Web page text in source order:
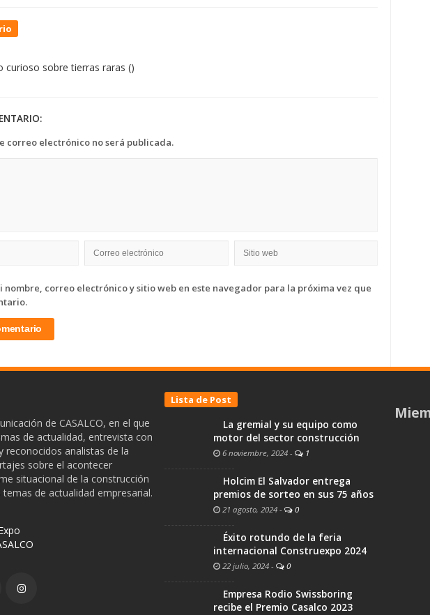
sobre
curioso sobre tierras raras ()
correo electrónico no será publicada.
nombre, correo electrónico y sitio web en este navegador para la próxima vez que
de CASALCO, en el que
de actualidad, entrevista con
reconocidos analistas de la
sobre el acontecer
situacional de la construcción
de actualidad empresarial.
Lista de Post
La gremial y su equipo como
motor del sector construcción
6 noviembre, 2024 - 1
Holcim El Salvador entrega
premios de sorteo en sus 75 años
21 agosto, 2024 - 0
Éxito rotundo de la feria
internacional Construexpo 2024
22 julio, 2024 - 0
Empresa Rodio Swissboring
recibe el Premio Casalco 2023